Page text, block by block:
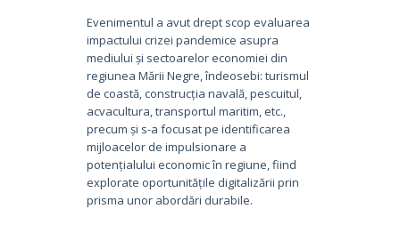
Evenimentul a avut drept scop evaluarea
impactului crizei pandemice asupra
mediului și sectoarelor economiei din
regiunea Mării Negre, îndeosebi: turismul
de coastă, construcția navală, pescuitul,
acvacultura, transportul maritim, etc.,
precum și s-a focusat pe identificarea
mijloacelor de impulsionare a
potențialului economic în regiune, fiind
explorate oportunitățile digitalizării prin
prisma unor abordări durabile.